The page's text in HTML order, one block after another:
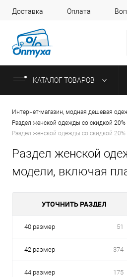
Доставка Оплата
КАТАЛОГ ТОВАРОВ
Интернет-магазин, модная дешевая
Раздел женской одежды со скидкой
Раздел женской одежды со скидкой
Раздел женской
модели, включая
УТОЧНИТЬ РАЗДЕЛ
40 размер 51
42 размер 374
44 размер 175